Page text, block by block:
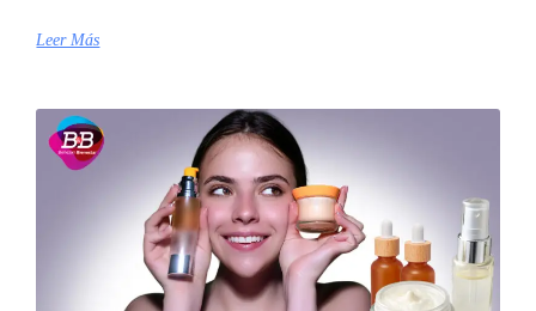
Leer Más